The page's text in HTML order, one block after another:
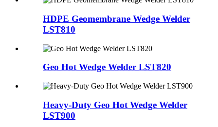
HDPE Geomembrane Wedge Welder
LST810
Geo Hot Wedge Welder LST820
Heavy-Duty Geo Hot Wedge Welder
LST900